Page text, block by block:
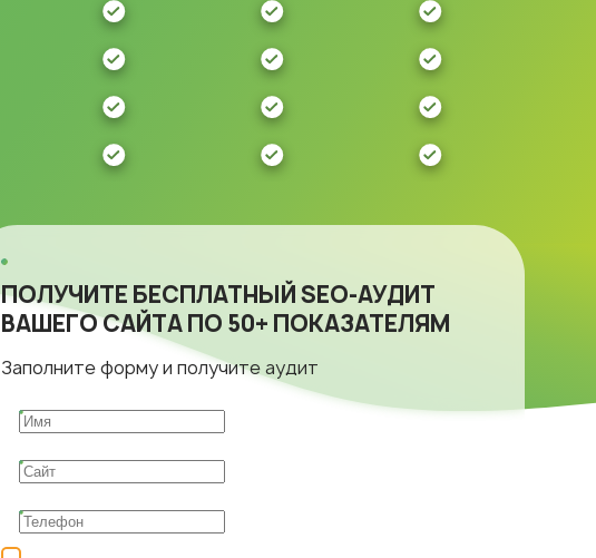
ПОЛУЧИТЕ БЕСПЛАТНЫЙ SEO-АУДИТ
ВАШЕГО САЙТА ПО 50+ ПОКАЗАТЕЛЯМ
Заполните форму и получите аудит